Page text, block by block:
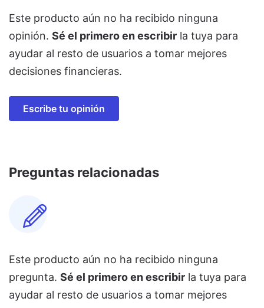
Este producto aún no ha recibido ninguna
opinión. Sé el primero en escribir la tuya para
ayudar al resto de usuarios a tomar mejores
decisiones financieras.
Escribe tu opinión
Preguntas relacionadas
Este producto aún no ha recibido ninguna
pregunta. Sé el primero en escribir la tuya para
ayudar al resto de usuarios a tomar mejores